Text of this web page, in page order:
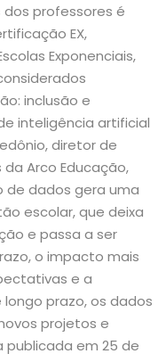
professores é
EX,
Exponenciais,
inclusão e
inteligência artificial
diretor de
Arco Educação,
dados gera uma
escolar, que deixa
e passa a ser
o impacto mais
e a
prazo, os dados
projetos e
publicada em 25 de